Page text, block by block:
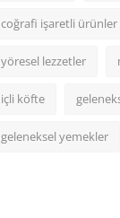
coğrafi işaretli ürünler
yöresel lezzetler
içli köfte
geleneksel yemekler